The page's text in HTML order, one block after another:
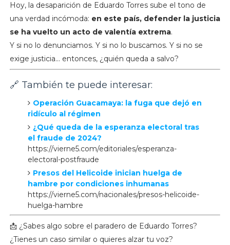
Hoy, la desaparición de Eduardo Torres sube el tono de
una verdad incómoda: en este país, defender la justicia
se ha vuelto un acto de valentía extrema.
Y si no lo denunciamos. Y si no lo buscamos. Y si no se
exige justicia... entonces, ¿quién queda a salvo?
🔗 También te puede interesar:
Operación Guacamaya: la fuga que dejó en
ridículo al régimen
¿Qué queda de la esperanza electoral tras
el fraude de 2024?
https://vierne5.com/editoriales/esperanza-
electoral-postfraude
Presos del Helicoide inician huelga de
hambre por condiciones inhumanas
https://vierne5.com/nacionales/presos-helicoide-
huelga-hambre
📩 ¿Sabes algo sobre el paradero de Eduardo Torres?
¿Tienes un caso similar o quieres alzar tu voz?